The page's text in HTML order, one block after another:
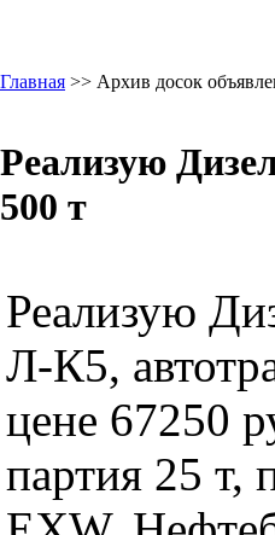
Главная >> Архив досок
Реализую
500 т
Реализую
Л-К5,
цене 67250
партия 25